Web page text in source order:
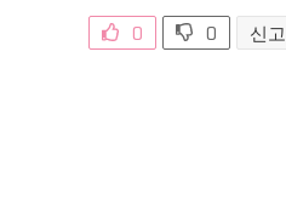
0 0 신고